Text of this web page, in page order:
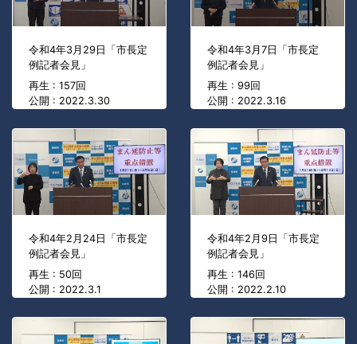
令和4年3月29日「市長定
例記者会見」
再生 : 157回
公開 : 2022.3.30
令和4年3月7日「市長定
例記者会見」
再生 : 99回
公開 : 2022.3.16
令和4年2月24日「市長定
例記者会見」
再生 : 50回
公開 : 2022.3.1
令和4年2月9日「市長定
例記者会見」
再生 : 146回
公開 : 2022.2.10